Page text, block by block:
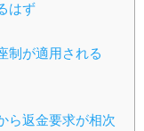
はず
制が適用される
ら返金要求が相次